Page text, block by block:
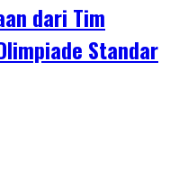
dari Tim
Standar